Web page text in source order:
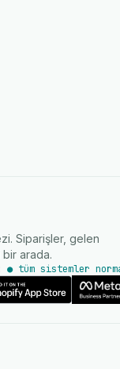
Siparişler, gelen
arada.
● tüm sistemler